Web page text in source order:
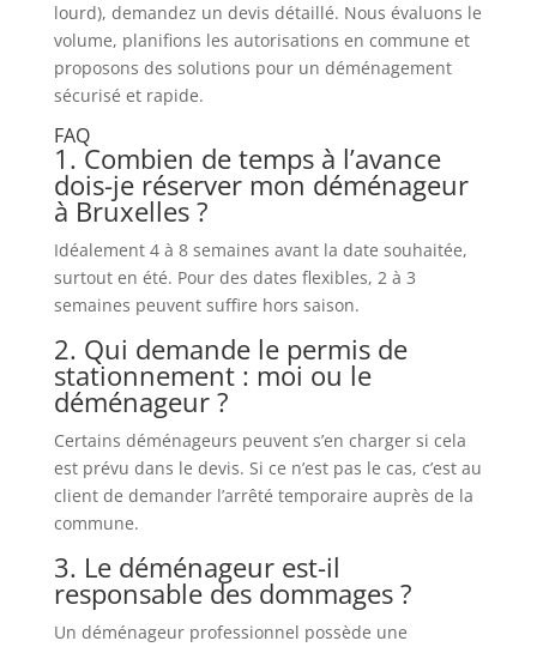
lourd), demandez un devis détaillé. Nous évaluons le
volume, planifions les autorisations en commune et
proposons des solutions pour un déménagement
sécurisé et rapide.
FAQ
1. Combien de temps à l’avance
dois-je réserver mon déménageur
à Bruxelles ?
Idéalement 4 à 8 semaines avant la date souhaitée,
surtout en été. Pour des dates flexibles, 2 à 3
semaines peuvent suffire hors saison.
2. Qui demande le permis de
stationnement : moi ou le
déménageur ?
Certains déménageurs peuvent s’en charger si cela
est prévu dans le devis. Si ce n’est pas le cas, c’est au
client de demander l’arrêté temporaire auprès de la
commune.
3. Le déménageur est-il
responsable des dommages ?
Un déménageur professionnel possède une